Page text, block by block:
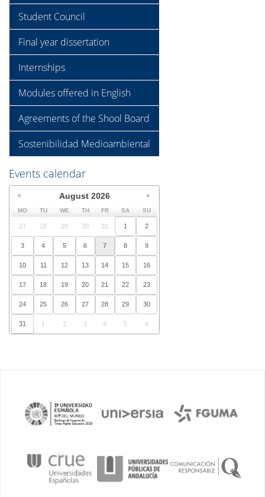
Student Council
Final year dissertation
Internships
Modules offered in English
Agreements of the Shool Board
Sostenibilidad Medioambiental
Events calendar
August 2026
MO TU WE TH FR SA SU
27 28 29 30 31 1 2
3 4 5 6 7 8 9
10 11 12 13 14 15 16
17 18 19 20 21 22 23
24 25 26 27 28 29 30
31 1 2 3 4 5 6